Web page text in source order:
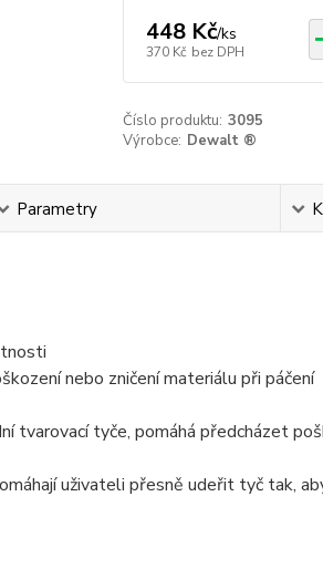
448 Kč/ks
370 Kč bez DPH
Číslo produktu: 3095
Výrobce: Dewalt ®
Parametry
nebo zničení materiálu při páčení
tvarovací tyče, pomáhá předcházet
uživateli přesně udeřit tyč tak,